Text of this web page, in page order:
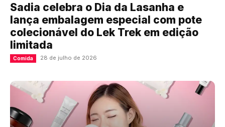
Sadia celebra o Dia da Lasanha e
lança embalagem especial com pote
colecionável do Lek Trek em edição
limitada
Comida 28 de julho de 2026